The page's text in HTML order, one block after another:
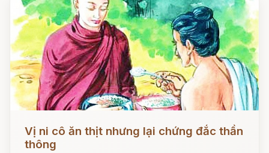
Vị ni cô ăn thịt nhưng lại chứng đắc thần
thông